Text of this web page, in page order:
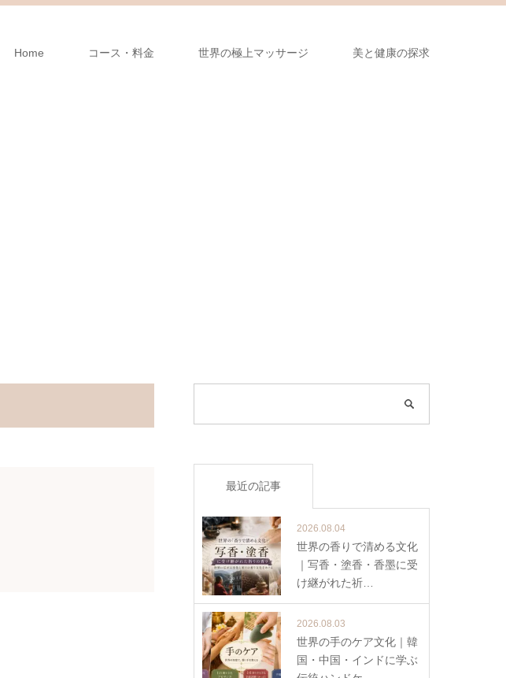
Home コース・料金 世界の極上マッサージ 美と健康の探求
最近の記事
2026.08.04
世界の香りで清める文化
｜写香・塗香・香墨に受
け継がれた祈…
2026.08.03
世界の手のケア文化｜韓
国・中国・インドに学ぶ